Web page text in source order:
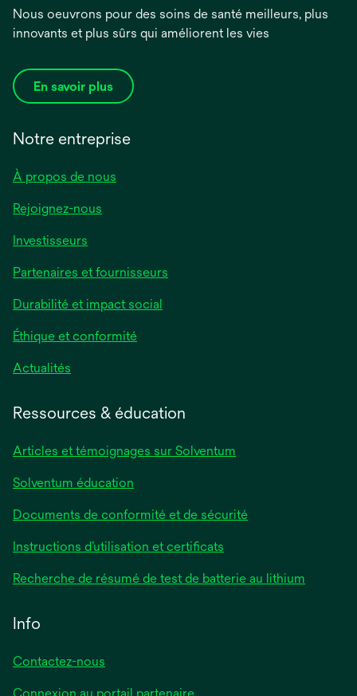
Nous oeuvrons pour des soins de santé meilleurs, plus
innovants et plus sûrs qui améliorent les vies
En savoir plus
Notre entreprise
À propos de nous
Rejoignez-nous
Investisseurs
Partenaires et fournisseurs
Durabilité et impact social
Éthique et conformité
Actualités
Ressources & éducation
Articles et témoignages sur Solventum
Solventum éducation
Documents de conformité et de sécurité
Instructions d’utilisation et certificats
Recherche de résumé de test de batterie au lithium
Info
Contactez-nous